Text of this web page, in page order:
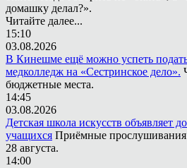
домашку делал?».
Читайте далее...
15:10
03.08.2026
В Кинешме ещё можно успеть
медколледж на «Сестринское дело».
бюджетные места.
14:45
03.08.2026
Детская школа искусств объявляет
учащихся Приёмные прослушивания
28 августа.
14:00